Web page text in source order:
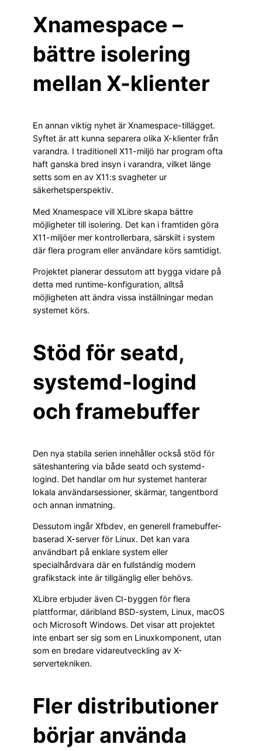
Xnamespace –
bättre isolering
mellan X-klienter
En annan viktig nyhet är Xnamespace-tillägget.
Syftet är att kunna separera olika X-klienter från
varandra. I traditionell X11-miljö har program ofta
haft ganska bred insyn i varandra, vilket länge
setts som en av X11:s svagheter ur
säkerhetsperspektiv.
Med Xnamespace vill XLibre skapa bättre
möjligheter till isolering. Det kan i framtiden göra
X11-miljöer mer kontrollerbara, särskilt i system
där flera program eller användare körs samtidigt.
Projektet planerar dessutom att bygga vidare på
detta med runtime-konfiguration, alltså
möjligheten att ändra vissa inställningar medan
systemet körs.
Stöd för seatd,
systemd-logind
och framebuffer
Den nya stabila serien innehåller också stöd för
säteshantering via både seatd och systemd-
logind. Det handlar om hur systemet hanterar
lokala användarsessioner, skärmar, tangentbord
och annan inmatning.
Dessutom ingår Xfbdev, en generell framebuffer-
baserad X-server för Linux. Det kan vara
användbart på enklare system eller
specialhårdvara där en fullständig modern
grafikstack inte är tillgänglig eller behövs.
XLibre erbjuder även CI-byggen för flera
plattformar, däribland BSD-system, Linux, macOS
och Microsoft Windows. Det visar att projektet
inte enbart ser sig som en Linuxkomponent, utan
som en bredare vidareutveckling av X-
servertekniken.
Fler distributioner
börjar använda